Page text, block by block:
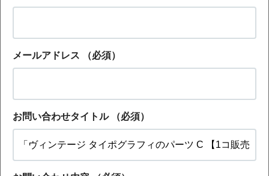
メールアドレス （必須）
お問い合わせタイトル （必須）